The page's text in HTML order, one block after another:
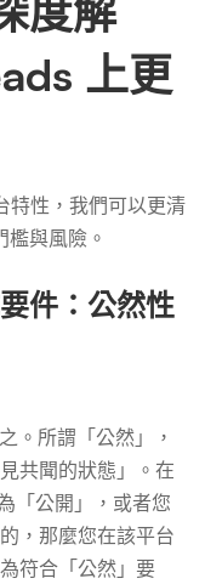
度解
上更
特性，我們可以更清
與風險。
件：公然性
。所謂「公然」，
共聞的狀態」。在
「公開」，或者您
，那麼您在該平台
符合「公然」要